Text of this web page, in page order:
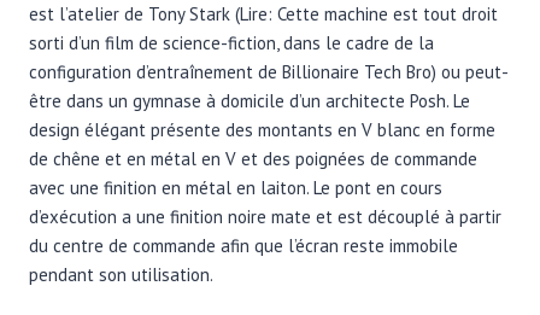
est l’atelier de Tony Stark (Lire: Cette machine est tout droit
sorti d’un film de science-fiction, dans le cadre de la
configuration d’entraînement de Billionaire Tech Bro) ou peut-
être dans un gymnase à domicile d’un architecte Posh. Le
design élégant présente des montants en V blanc en forme
de chêne et en métal en V et des poignées de commande
avec une finition en métal en laiton. Le pont en cours
d’exécution a une finition noire mate et est découplé à partir
du centre de commande afin que l’écran reste immobile
pendant son utilisation.